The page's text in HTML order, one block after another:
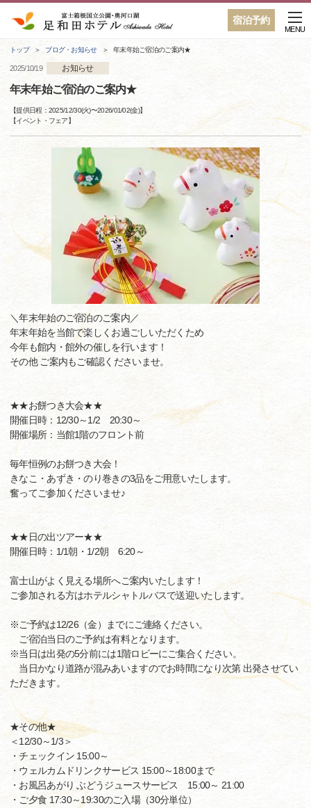
宿泊予約
MENU
トップ ブログ・お知らせ 年末年始ご宿泊のご案内★
2025/10/19 お知らせ
年末年始ご宿泊のご案内★
【提供日程：2025/12/30(火)〜2026/01/02(金)】
【イベント・フェア】
＼年末年始のご宿泊のご案内／
年末年始を当館で楽しくお過ごしいただくため
今年も館内・館外の催しを行います！
その他 ご案内もご確認くださいませ。
★★お餅つき大会★★
開催日時：12/30～1/2 20:30～
開催場所：当館1階のフロント前
毎年恒例のお餅つき大会！
きなこ・あずき・のり巻きの3品をご用意いたします。
奮ってご参加くださいませ♪
★★日の出ツアー★★
開催日時：1/1朝・1/2朝 6:20～
富士山がよく見える場所へご案内いたします！
ご参加される方はホテルシャトルバスで送迎いたします。
※ご予約は12/26（金）までにご連絡ください。
ご宿泊当日のご予約は有料となります。
※当日は出発の5分前には1階ロビーにご集合ください。
当日かなり道路が混みあいますのでお時間になり次第 出発させてい
ただきます。
★その他★
＜12/30～1/3＞
・チェックイン 15:00～
・ウェルカムドリンクサービス 15:00～18:00まで
・お風呂あがり ぶどうジュースサービス 15:00～ 21:00
・ご夕食 17:30～19:30のご入場（30分単位）